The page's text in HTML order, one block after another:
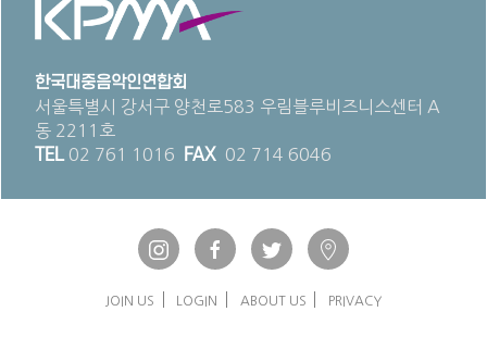
한국대중음악인연합회
서울특별시 강서구 양천로583 우림블루비즈니스센터 A
동 2211호
TEL 02 761 1016 FAX 02 714 6046
JOIN US LOGIN ABOUT US PRIVACY